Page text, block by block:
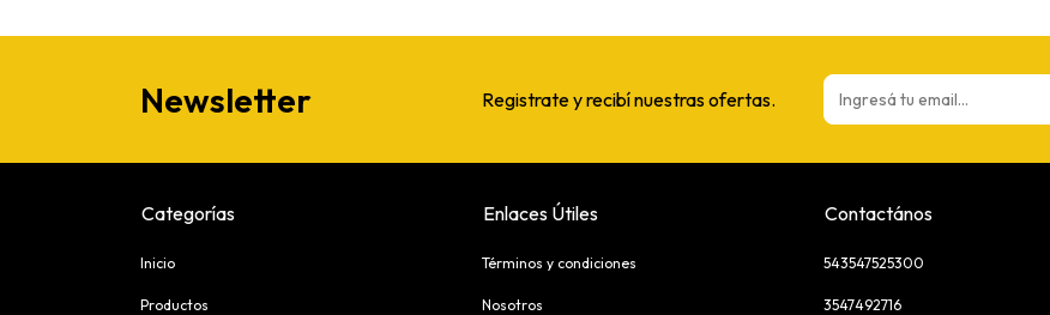
Newsletter Registrate y recibí nuestras ofertas.
Categorías
Inicio
Productos
Enlaces Útiles
Términos y condiciones
Nosotros
Contactános
543547525300
3547492716